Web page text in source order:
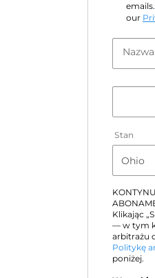
our
Stan
Klikając
— w tym
arbitrażu
Politykę
poniżej.